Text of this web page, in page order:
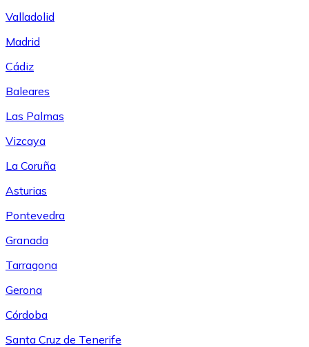
Valladolid
Madrid
Cádiz
Baleares
Las Palmas
Vizcaya
La Coruña
Asturias
Pontevedra
Granada
Tarragona
Gerona
Córdoba
Santa Cruz de Tenerife